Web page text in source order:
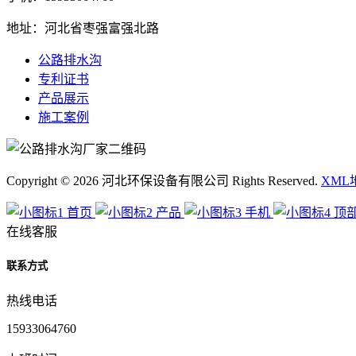
地址：河北省枣强富强北路
公路排水沟
专利证书
产品展示
施工案例
Copyright © 2026 河北环保设备有限公司 Rights Reserved. XML
首页 产品 手机
顶
在线客服
联系方式
热线电话
15933064760